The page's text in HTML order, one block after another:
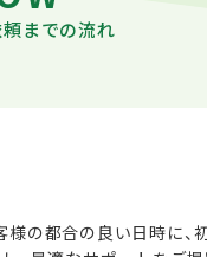
までの流れ
の都合の良い日時に、